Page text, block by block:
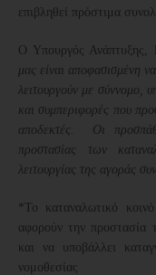
επιβληθεί πρόστιμα
Ο Υπουργός Ανάπτυξης,
μας είναι αποφασισμένη
λειτουργούν με σύννομο,
και συμπεριφορές που
αποδεκτές. Οι
προστασίας των
λειτουργίας της αγοράς
*Το καταναλωτικό
αφορούν την
και να υποβάλλει